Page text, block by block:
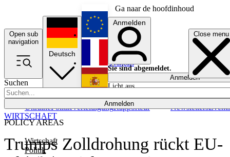
Ga naar de hoofdinhoud
Open sub
navigation
Close menu
Suchen
Anmelden
POLICY AREAS
Wirtschaft
Politik
UkrainePolitikVerteidigungRapporteur NewslettersEvents
Deutsch
English
Français
Anmelden
Sie sind abgemeldet.
Anmelden
Licht aus
Trumps Zolldrohung rückt EU-
WIRTSCHAFT